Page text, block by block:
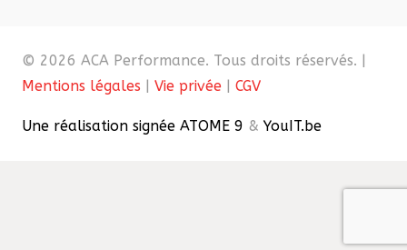
© 2026 ACA Performance. Tous droits réservés. |
Mentions légales | Vie privée | CGV
Une réalisation signée ATOME 9 & YouIT.be